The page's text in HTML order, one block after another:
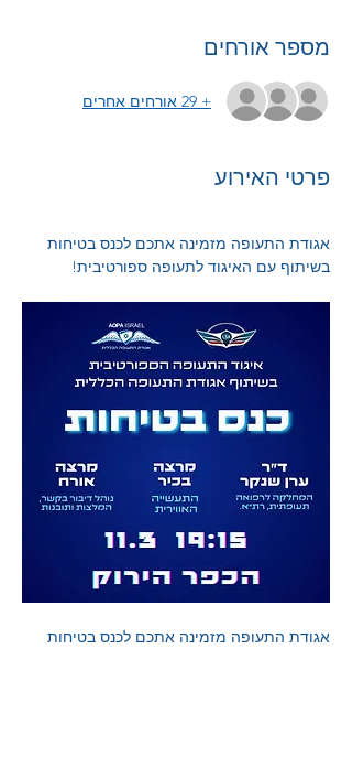
מספר אורחים
+ 29 אורחים אחרים
פרטי האירוע
אגודת התעופה מזמינה אתכם לכנס בטיחות
בשיתוף עם האיגוד לתעופה ספורטיבית!
אגודת התעופה מזמינה אתכם לכנס בטיחות